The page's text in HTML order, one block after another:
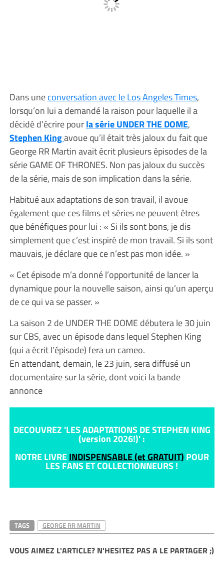
Dans uneconversation avec le Los Angeles Times,
lorsqu’on lui a demandé la raison pour laquelle il a
décidé d’écrire pourla série UNDER THE DOME,
Stephen Kingavoue qu’il était très jaloux du fait que
George RR Martin avait écrit plusieurs épisodes de la
série GAME OF THRONES. Non pas jaloux du succès
de la série, mais de son implication dans la série.
Habitué aux adaptations de son travail, il avoue
également que ces films et séries ne peuvent êtres
que bénéfiques pour lui : « Si ils sont bons, je dis
simplement que c’est inspiré de mon travail. Si ils sont
mauvais, je déclare que ce n’est pas mon idée. »
« Cet épisode m’a donné l’opportunité de lancer la
dynamique pour la nouvelle saison, ainsi qu’un aperçu
de ce qui va se passer. »
La saison 2 de UNDER THE DOME débutera le 30 juin
sur CBS, avec un épisode dans lequel Stephen King
(qui a écrit l’épisode) fera un cameo.
En attendant, demain, le 23 juin, sera diffusé un
documentaire sur la série, dont voici la bande
annonce
DECOUVREZ 'LES ADAPTATIONS DE STEPHEN KING
(version 2026!)' :
NOTRE LIVREINDISPENSABLE (et GRATUIT) POUR
LES FANS ET COLLECTIONNEURS !
TAGS GEORGE RR MARTIN
VOUS AIMEZ L'ARTICLE? N'HESITEZ PAS A LE PARTAGER ;)